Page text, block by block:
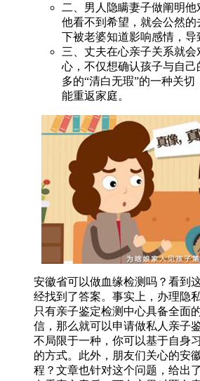
二、男人隐瞒妻子做阐明
他看不到希望，就会公然
下被老婆知道影响感情，导
三、丈夫在心亲子关系就
心，不仅想确认孩子与自
多的“清白无瑕”的一种关
能重返家庭。
安徽省可以做血缘检测吗？看到
经找到了答案。事实上，办理隐
只有亲子鉴定检测中心具备全面
信，那么就可以申请做私人亲子
不局限于一种，你可以基于自身
的方式。此外，朋友们关心的安
程？文章也针对这个问题，给出